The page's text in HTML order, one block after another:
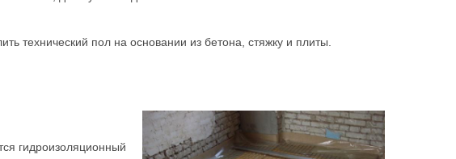
технический пол на основании из бетона, стяжку и плиты.
гидроизоляционный